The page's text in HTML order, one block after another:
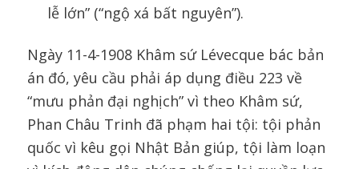
lễ lớn” (“ngộ xá bất nguyên”).
Ngày 11-4-1908 Khâm sứ Lévecque bác bản
án đó, yêu cầu phải áp dụng điều 223 về
“mưu phản đại nghịch” vì theo Khâm sứ,
Phan Châu Trinh đã phạm hai tội: tội phản
quốc vì kêu gọi Nhật Bản giúp, tội làm loạn